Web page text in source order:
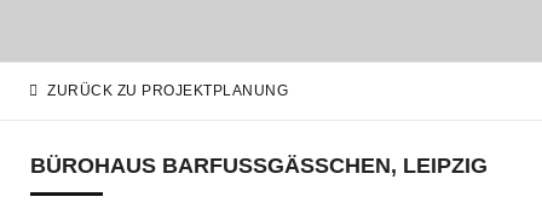
ZURÜCK ZU PROJEKTPLANUNG
BÜROHAUS BARFUSSGÄSSCHEN, LEIPZIG